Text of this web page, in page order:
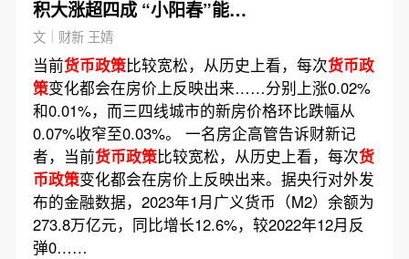
积大涨超四成 “小阳春”能否
持续？
文｜财新 王婧
当前货币政策比较宽松，从历史上看，每次货币政
策变化都会在房价上反映出来……分别上涨0.02%
和0.01%，而三四线城市的新房价格环比跌幅从
0.07%收窄至0.03%。 一名房企高管告诉财新记
者，当前货币政策比较宽松，从历史上看，每次货
币政策变化都会在房价上反映出来。据央行对外发
布的金融数据，2023年1月广义货币（M2）余额为
273.8万亿元，同比增长12.6%，较2022年12月反
弹0……